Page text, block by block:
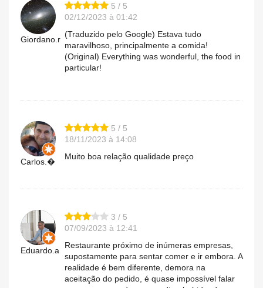
Giordano.r
5 / 5
02/12/2023 à 01:42
(Traduzido pelo Google) Estava tudo
maravilhoso, principalmente a comida!
(Original) Everything was wonderful, the food in
particular!
Carlos.�
5 / 5
18/11/2023 à 14:08
Muito boa relação qualidade preço
Eduardo.a
3 / 5
07/09/2023 à 12:41
Restaurante próximo de inúmeras empresas,
supostamente para sentar comer e ir embora. A
realidade é bem diferente, demora na
aceitação do pedido, é quase impossível falar